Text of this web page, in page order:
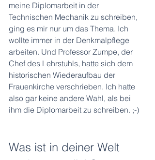
meine Diplomarbeit in der
Technischen Mechanik zu schreiben,
ging es mir nur um das Thema. Ich
wollte immer in der Denkmalpflege
arbeiten. Und Professor Zumpe, der
Chef des Lehrstuhls, hatte sich dem
historischen Wiederaufbau der
Frauenkirche verschrieben. Ich hatte
also gar keine andere Wahl, als bei
ihm die Diplomarbeit zu schreiben. ;-)
Was ist in deiner Welt